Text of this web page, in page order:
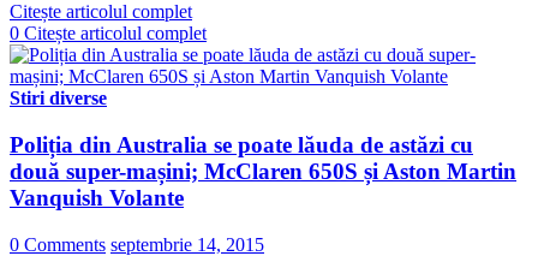
Citește articolul complet
0 Citește articolul complet
Stiri diverse
Poliția din Australia se poate lăuda de astăzi cu
două super-mașini; McClaren 650S și Aston Martin
Vanquish Volante
0 Comments septembrie 14, 2015